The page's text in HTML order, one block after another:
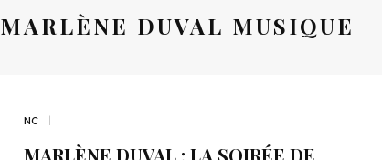
MARLÈNE DUVAL MUSIQUE
NC
MARLÈNE DUVAL : LA SOIRÉE DE